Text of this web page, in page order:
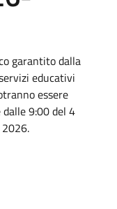
garantito dalla
educativi
essere
9:00 del 4